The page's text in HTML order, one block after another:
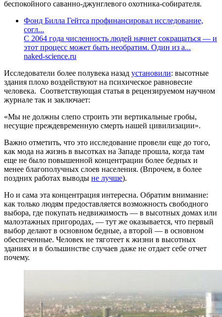
беспокойного саванно-джунглевого охотника-собирателя.
Фонд Билла Гейтса профинансировал исследование,
согл...
С 2064 года численность людей начнет сокращаться — и
этот процесс может быть необратим. Один из а...
naked-science.ru
Исследователи более полувека назад установили: высотные
здания плохо воздействуют на психическое равновесие
человека. Соответствующая статья в рецензируемом научном
журнале так и заключает:
«Мы не должны слепо строить эти вертикальные гробы,
несущие преждевременную смерть нашей цивилизации».
Важно отметить, что это исследование провели еще до того,
как мода на жизнь в высотках на Западе прошла, когда там
еще не было повышенной концентрации более бедных и
менее благополучных слоев населения. (Впрочем, в более
поздних работах выводы не лучше).
Но и сама эта концентрация интересна. Обратим внимание:
как только людям предоставляется возможность свободного
выбора, где покупать недвижимость — в высотных домах или
малоэтажных пригородах, — тут же оказывается, что первый
выбор делают в основном бедные, а второй — в основном
обеспеченные. Человек не тяготеет к жизни в высотных
зданиях и в большинстве случаев даже не отдает себе отчет
почему.